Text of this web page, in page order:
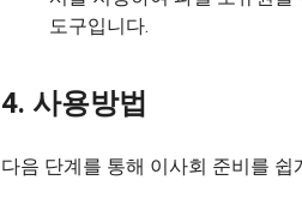
도구입니다.
4. 사용방법
다음 단계를 통해 이사회 준비를 쉽